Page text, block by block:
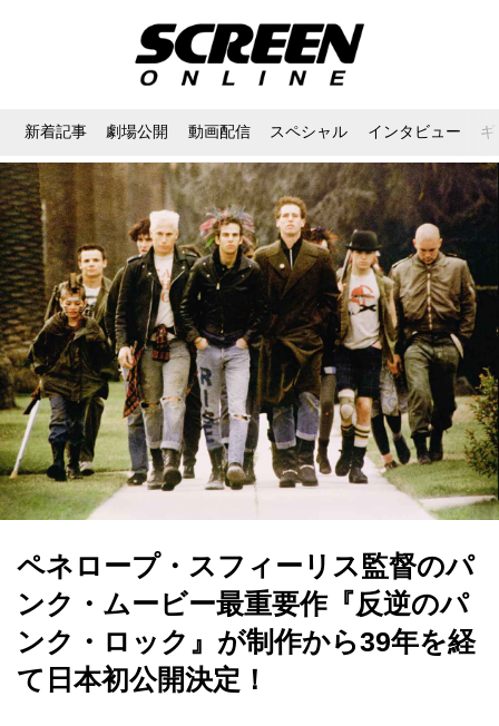
新着記事 劇場公開 動画配信 スペシャル インタビュー
ペネロープ・スフィーリス監督のパ
ンク・ムービー最重要作『反逆のパ
ンク・ロック』が制作から39年を経
て日本初公開決定！